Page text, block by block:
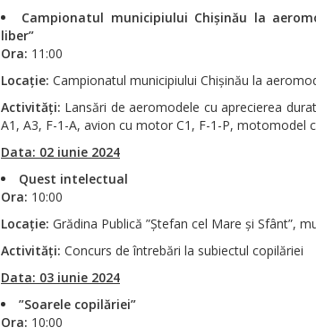
Campionatul municipiului Chișinău la
liber”
Ora: 11:00
Locație: Campionatul municipiului Chișinău la
Activități: Lansări de aeromodele cu aprecierea
A1, A3, F-1-A, avion cu motor C1, F-1-P, motomodel
Data: 02 iunie 2024
Quest intelectual
Ora: 10:00
Locație: Grădina Publică ”Ștefan cel Mare și Sfânt”,
Activități: Concurs de întrebări la subiectul copilăriei
Data: 03 iunie 2024
”Soarele copilăriei”
Ora: 10:00